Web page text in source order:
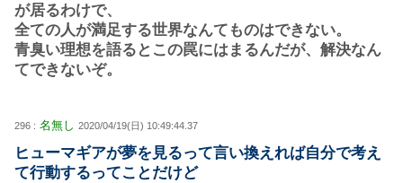
が居るわけで、
全ての人が満足する世界なんてものはできない。
青臭い理想を語るとこの罠にはまるんだが、解決なん
てできないぞ。
296 : 名無し 2020/04/19(日) 10:49:44.37
ヒューマギアが夢を見るって言い換えれば自分で考え
て行動するってことだけど